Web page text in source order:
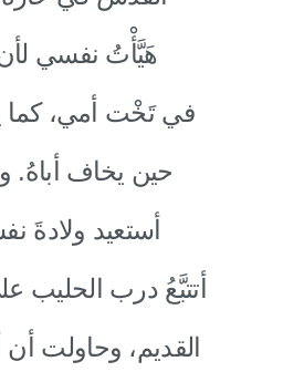
< هَيَّأْتُ نفسي
في تَخْت أمي، كما
حين يخاف أباهُ.
أستعيد ولادةَ
أتتبَّعُ درب الحليب
القديم، وحاولت